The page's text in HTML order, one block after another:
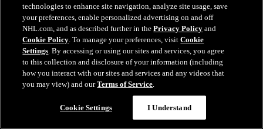
technologies to enhance site navigation, analyze site usage, save
your preferences, enable personalized advertising on and off
NHL.com, and as described further in thePrivacy Policy and
Cookie Policy. To manage your preferences, visitCookie
Settings. By accessing or using our sites and services, you agree
to this collection and disclosure of your information (including
how you interact with our sites and services and any videos that
you may view) and ourTerms of Service.
Cookie Settings I Understand